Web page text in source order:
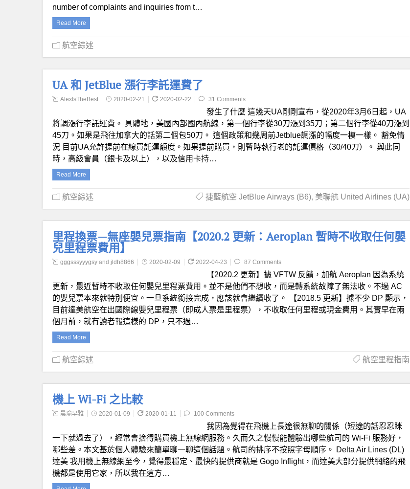
number of complaints and inquiries from t…
Read More
航空綜述
UA 和 JetBlue 漲行李託運費了
AlexIsTheBest 2020-02-21 2020-02-22 31 Comments
發生了什麼 這幾天UA剛剛宣布，從2020年3月6日起，UA
將調漲行李託運費。 具體地，美國內部國內航線，第一個行李從30刀漲到35刀；第二個行李從40刀漲到
45刀。如果是飛往加拿大的話第二個包50刀。 這個政策和幾周前Jetblue調漲的幅度一模一樣。 豁免情
況 目前UA允許提前在線買託運額度。如果提前購買，則暫時執行老的託運價格（30/40刀）。 與此同
時，高級會員（銀卡及以上），以及信用卡持…
Read More
航空綜述 捷藍航空 JetBlue Airways (B6), 美聯航 United Airlines (UA)
里程換票—無座嬰兒票指南【2020.2 更新：Aeroplan 暫時不收取任何嬰
兒里程票費用】
gggsssyyygsy and jldh8866 2020-02-09 2022-04-23 87 Comments
【2020.2 更新】據 VFTW 反饋，加航 Aeroplan 因為系統
更新，最近暫時不收取任何嬰兒里程票費用。並不是他們不想收，而是轉系統故障了無法收。不過 AC
的嬰兒票本來就特別便宜。一旦系統銜接完成，應該就會繼續收了。 【2018.5 更新】據不少 DP 顯示，
目前達美航空在出國際線嬰兒里程票（即成人票是里程票），不收取任何里程或現金費用。其實早在兩
個月前，就有讀者報這樣的 DP，只不過…
Read More
航空綜述 航空里程指南
機上 Wi-Fi 之比較
晨瑜早雅 2020-01-09 2020-01-11 100 Comments
我因為覺得在飛機上長途很無聊的關係（短途的話忍忍眯
一下就過去了），經常會捨得購買機上無線網服務。久而久之慢慢能體驗出哪些航司的 Wi-Fi 服務好，
哪些差。本文基於個人體驗來簡單聊一聊這個話題。航司的排序不按照字母順序。 Delta Air Lines (DL)
達美 我用機上無線網至今，覺得最穩定、最快的提供商就是 Gogo Inflight，而達美大部分提供網絡的飛
機都是使用它家，所以我在這方…